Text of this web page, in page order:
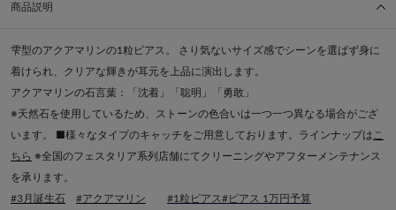
商品説明
雫型のアクアマリンの1粒ピアス。 さり気ないサイズ感でシーンを選ばず身に
着けられ、クリアな輝きが耳元を上品に演出します。
アクアマリンの石言葉：「沈着」「聡明」「勇敢」
※天然石を使用しているため、ストーンの色合いは一つ一つ異なる場合がござ
います。 ■様々なタイプのキャッチをご用意しております。ラインナップは こ
ちら ※全国のフェスタリア系列店舗にてクリーニングやアフターメンテナンス
を承ります。
#3月誕生石
#アクアマリン #1粒ピアス#ピアス 1万円予算